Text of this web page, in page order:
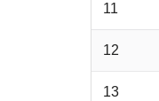
11
12
13